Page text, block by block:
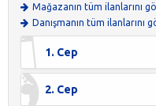
Mağazanın tüm ilanlarını
Danışmanın tüm ilanlarını
1. Cep
2. Cep